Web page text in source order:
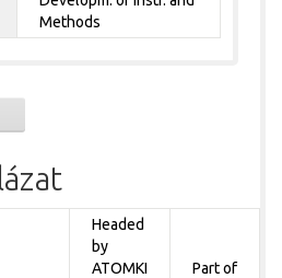
Methods
Headed
by
ATOMKI
Part of